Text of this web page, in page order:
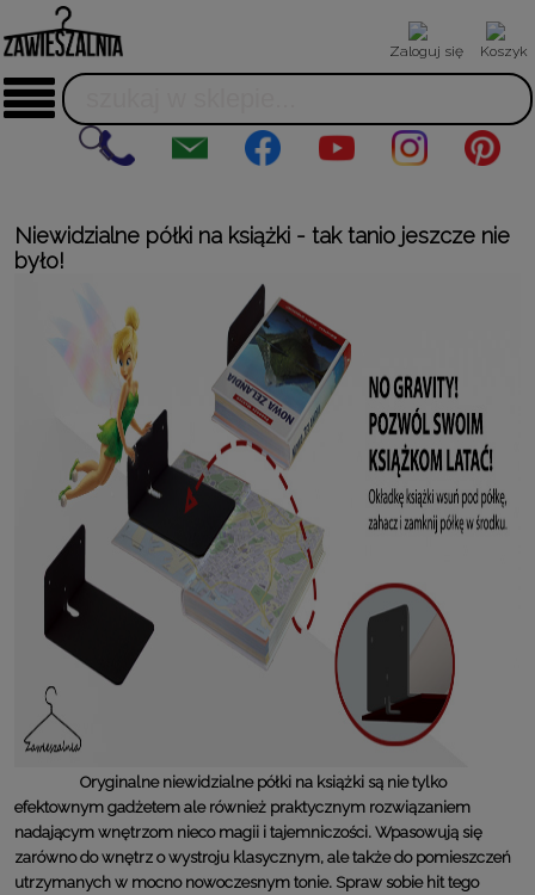
Zaloguj się Koszyk
Niewidzialne półki na książki - tak tanio jeszcze nie
było!
Oryginalne niewidzialne półki na książki są nie tylko
efektownym gadżetem ale również praktycznym rozwiązaniem
nadającym wnętrzom nieco magii i tajemniczości. Wpasowują się
zarówno do wnętrz o wystroju klasycznym, ale także do pomieszczeń
utrzymanych w mocno nowoczesnym tonie. Spraw sobie hit tego